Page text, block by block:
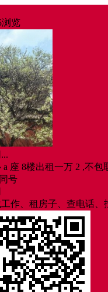
浏览
座 8楼出租一万 2 ,不包
号
作、租房子、查电话、